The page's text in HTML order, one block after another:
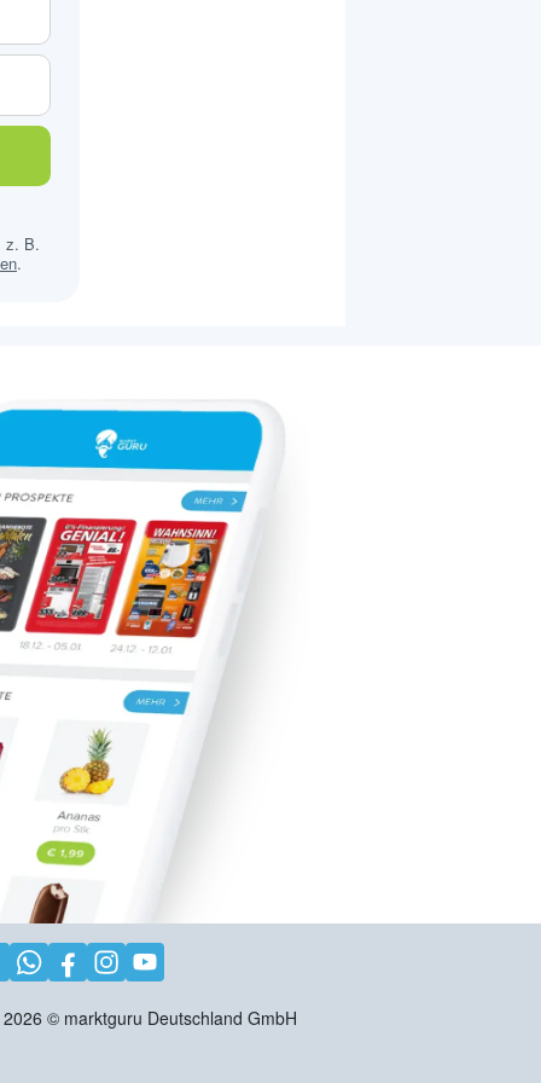
z. B.
.
2026 © marktguru Deutschland GmbH